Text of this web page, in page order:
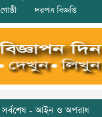
গোষ্ঠী
দরপত্র বিজ্ঞপ্তি
সর্বশেষ - আইন ও অপরাধ